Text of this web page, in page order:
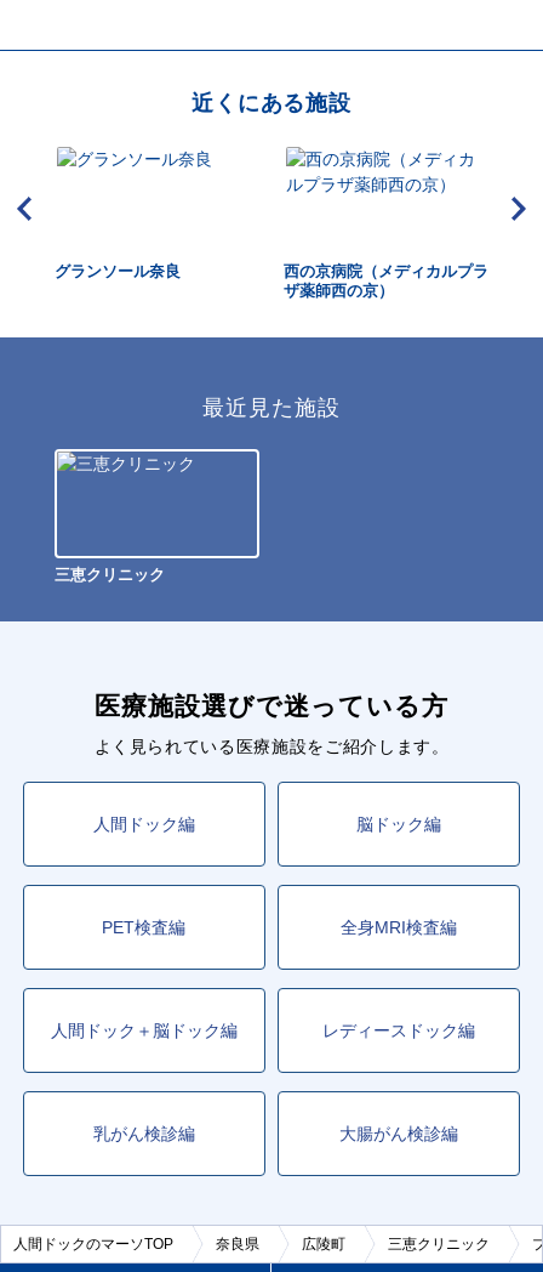
近くにある施設
グランソール奈良
西の京病院（メディカルプラ
ザ薬師西の京）
最近見た施設
三恵クリニック
医療施設選びで迷っている方
よく見られている医療施設をご紹介します。
人間ドック編 脳ドック編
PET検査編 全身MRI検査編
人間ドック＋脳ドック編 レディースドック編
乳がん検診編 大腸がん検診編
人間ドックのマーソTOP 奈良県 広陵町 三恵クリニック